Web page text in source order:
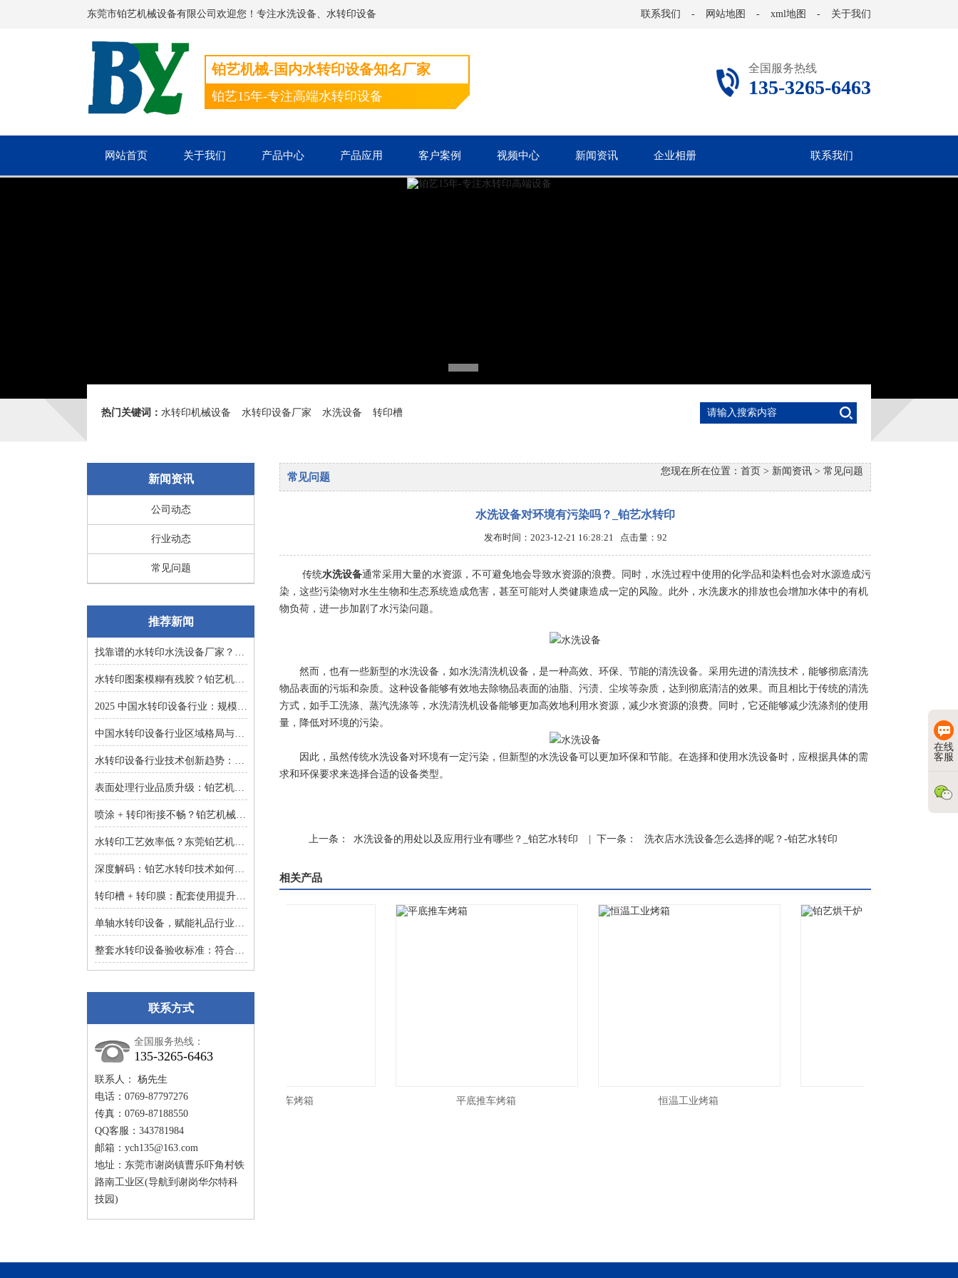
东莞市铂艺机械设备有限公司欢迎您！专注水洗设备、水转印设备 联系我们 - 网站地图 - xml地图 - 关于我们
铂艺机械-国内水转印设备知名厂家
铂艺15年-专注高端水转印设备
全国服务热线
135-3265-6463
网站首页 关于我们 产品中心 产品应用 客户案例 视频中心 新闻资讯 企业相册 联系我们
热门关键词： 水转印机械设备 水转印设备厂家 水洗设备 转印槽
新闻资讯
公司动态
行业动态
常见问题
推荐新闻
找靠谱的水转印水洗设备厂家？东莞铂艺机械提供一对一非标定制
水转印图案模糊有残胶？铂艺机械自动化水洗设备一键解决难题
2025 中国水转印设备行业：规模扩张、结构优化与增长逻辑深度解析
中国水转印设备行业区域格局与投资机会：集群效应与增量市场的双重红利
水转印设备行业技术创新趋势：智能化、环保化与精密化的突围之路
表面处理行业品质升级：铂艺机械水转印设备重塑装饰工艺新标准
喷涂 + 转印衔接不畅？铂艺机械：自动喷涂生产线 + 水转印设备，实现全流程自动化
水转印工艺效率低？东莞铂艺机械：整套水转印设备，适配多场景生产需求
深度解码：铂艺水转印技术如何重新定义曲面包装价值链
转印槽 + 转印膜：配套使用提升实验成功率-铂艺机械设备有限公司
单轴水转印设备，赋能礼品行业小批量定制：高效、省心、低成本-铂艺机械设备有限公司
整套水转印设备验收标准：符合行业质量规范是核心-铂艺机械设备有限公司
联系方式
全国服务热线：
135-3265-6463
联系人： 杨先生
电话：0769-87797276
传真：0769-87188550
QQ客服：343781984
邮箱： ych135@163.com
地址：东莞市谢岗镇曹乐吓角村铁
路南工业区(导航到谢岗华尔特科
技园)
您现在所在位置： 首页 > 新闻资讯 > 常见问题
常见问题
水洗设备对环境有污染吗？_铂艺水转印
发布时间：2023-12-21 16:28:21 点击量： 92
传统水洗设备通常采用大量的水资源，不可避免地会导致水资源的浪费。同时，水洗过程中使用的化学品和染料也会对水源造成污
染，这些污染物对水生生物和生态系统造成危害，甚至可能对人类健康造成一定的风险。此外，水洗废水的排放也会增加水体中的有机
物负荷，进一步加剧了水污染问题。
然而，也有一些新型的水洗设备，如水洗清洗机设备，是一种高效、环保、节能的清洗设备。采用先进的清洗技术，能够彻底清洗
物品表面的污垢和杂质。这种设备能够有效地去除物品表面的油脂、污渍、尘埃等杂质，达到彻底清洁的效果。而且相比于传统的清洗
方式，如手工洗涤、蒸汽洗涤等，水洗清洗机设备能够更加高效地利用水资源，减少水资源的浪费。同时，它还能够减少洗涤剂的使用
量，降低对环境的污染。
因此，虽然传统水洗设备对环境有一定污染，但新型的水洗设备可以更加环保和节能。在选择和使用水洗设备时，应根据具体的需
求和环保要求来选择合适的设备类型。
上一条： 水洗设备的用处以及应用行业有哪些？_铂艺水转印 | 下一条： 洗衣店水洗设备怎么选择的呢？-铂艺水转印
相关产品
平底推车烤箱 平底推车烤箱 恒温工业烤箱
在线
客服